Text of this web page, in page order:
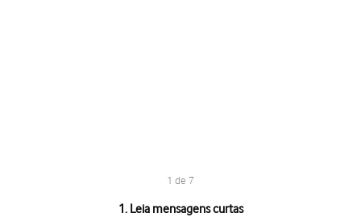
1 de 7
1. Leia mensagens curtas